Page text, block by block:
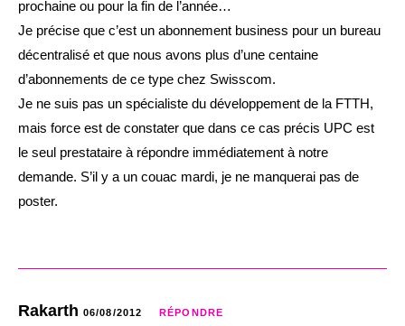
prochaine ou pour la fin de l’année…
Je précise que c’est un abonnement business pour un bureau
décentralisé et que nous avons plus d’une centaine
d’abonnements de ce type chez Swisscom.
Je ne suis pas un spécialiste du développement de la FTTH,
mais force est de constater que dans ce cas précis UPC est
le seul prestataire à répondre immédiatement à notre
demande. S’il y a un couac mardi, je ne manquerai pas de
poster.
Rakarth 06/08/2012 RÉPONDRE